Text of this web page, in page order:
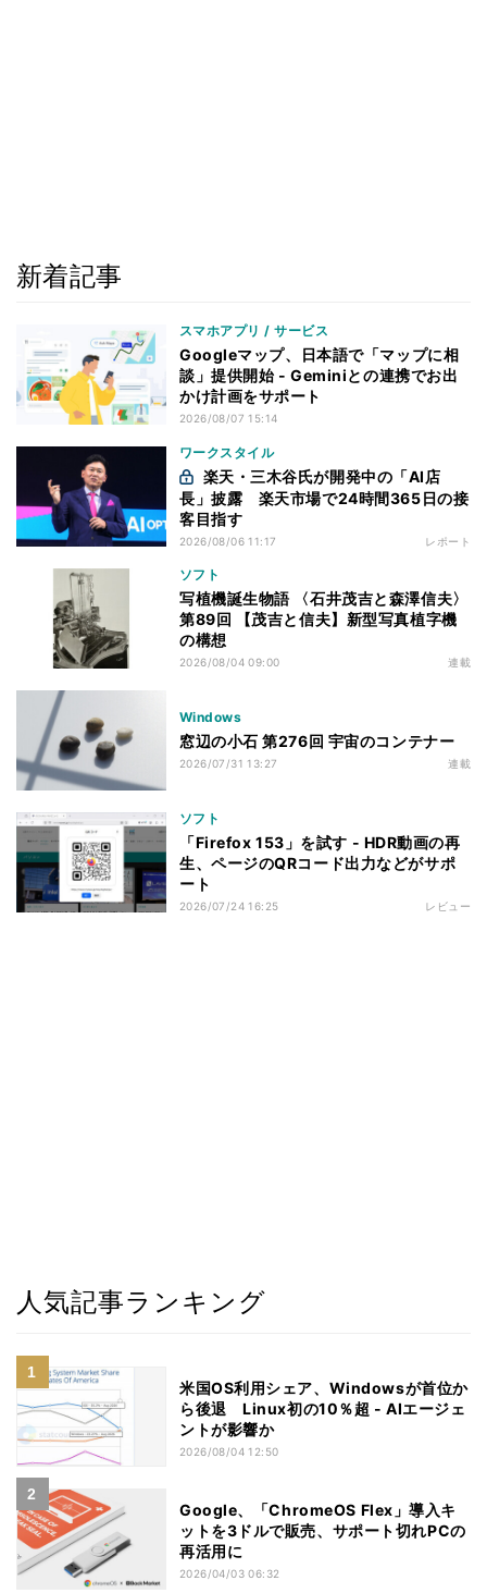
新着記事
スマホアプリ / サービス
Googleマップ、日本語で「マップに相
談」提供開始 - Geminiとの連携でお出
かけ計画をサポート
2026/08/07 15:14
ワークスタイル
長」披露 楽天市場で24時間365日の接
客目指す
2026/08/06 11:17 レポート
ソフト
写植機誕生物語 〈石井茂吉と森澤信夫〉
第89回 【茂吉と信夫】新型写真植字機
の構想
2026/08/04 09:00 連載
Windows
窓辺の小石 第276回 宇宙のコンテナー
2026/07/31 13:27 連載
ソフト
「Firefox 153」を試す - HDR動画の再
生、ページのQRコード出力などがサポ
ート
2026/07/24 16:25 レビュー
人気記事ランキング
米国OS利用シェア、Windowsが首位か
ら後退 Linux初の10％超 - AIエージェ
ントが影響か
2026/08/04 12:50
Google、「ChromeOS Flex」導入キ
ットを3ドルで販売、サポート切れPCの
再活用に
2026/04/03 06:32